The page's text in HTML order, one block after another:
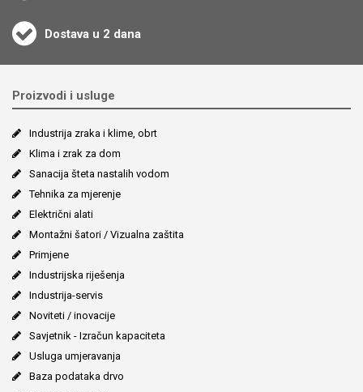
Dostava u 2 dana
Proizvodi i usluge
Industrija zraka i klime, obrt
Klima i zrak za dom
Sanacija šteta nastalih vodom
Tehnika za mjerenje
Električni alati
Montažni šatori / Vizualna zaštita
Primjene
Industrijska riješenja
Industrija-servis
Noviteti / inovacije
Savjetnik - Izračun kapaciteta
Usluga umjeravanja
Baza podataka drvo